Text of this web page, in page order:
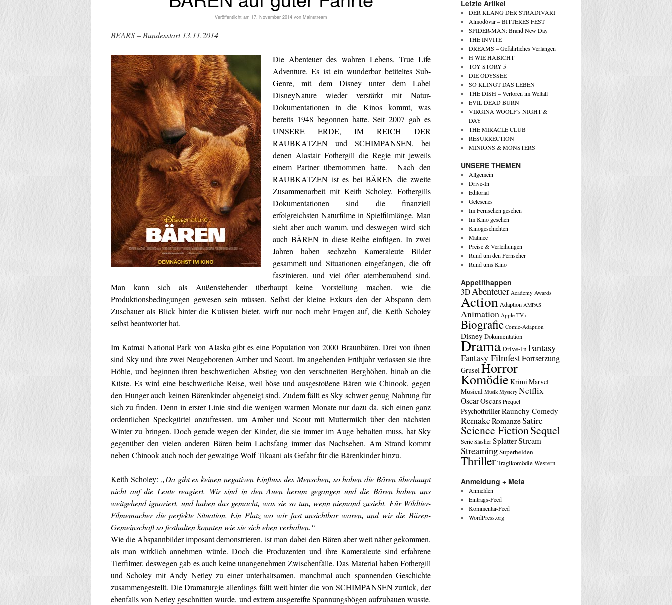
Veröffentlicht am 17. November 2014 von Mainstream
BEARS – Bundesstart 13.11.2014
Die Abenteuer des wahren Lebens, True Life
Adventure. Es ist ein wunderbar betiteltes Sub-
Genre, mit dem Disney unter dem Label
DisneyNature wieder verstärkt mit Natur-
Dokumentationen in die Kinos kommt, was
bereits 1948 begonnen hatte. Seit 2007 gab es
UNSERE ERDE, IM REICH DER
RAUBKATZEN und SCHIMPANSEN, bei
denen Alastair Fothergill die Regie mit jeweils
einem Partner übernommen hatte. Nach den
RAUBKATZEN ist es bei BÄREN die zweite
Zusammenarbeit mit Keith Scholey. Fothergills
Dokumentationen sind die finanziell
erfolgreichsten Naturfilme in Spielfilmlänge. Man
sieht aber auch warum, und deswegen wird sich
auch BÄREN in diese Reihe einfügen. In zwei
Jahren haben sechzehn Kameraleute Bilder
gesammelt und Situationen eingefangen, die oft
faszinieren, und viel öfter atemberaubend sind.
Man kann sich als Außenstehender überhaupt keine Vorstellung machen, wie die
Produktionsbedingungen gewesen sein müssen. Selbst der kleine Exkurs den der Abspann dem
Zuschauer als Blick hinter die Kulissen bietet, wirft nur noch mehr Fragen auf, die Keith Scholey
selbst beantwortet hat.
Im Katmai National Park von Alaska gibt es eine Population von 2000 Braunbären. Drei von ihnen
sind Sky und ihre zwei Neugeborenen Amber und Scout. Im angehenden Frühjahr verlassen sie ihre
Höhle, und beginnen ihren beschwerlichen Abstieg von den verschneiten Berghöhen, hinab an die
Küste. Es wird eine beschwerliche Reise, weil böse und ausgestoßene Bären wie Chinook, gegen
den Hunger auch keinen Bärenkinder abgeneigt sind. Zudem fällt es Sky schwer genug Nahrung für
sich zu finden. Denn in erster Linie sind die wenigen warmen Monate nur dazu da, sich einen ganz
ordentlichen Speckgürtel anzufressen, um Amber und Scout mit Muttermilch über den nächsten
Winter zu bringen. Doch gerade wegen der Kinder, die sie immer im Auge behalten muss, hat Sky
gegenüber den vielen anderen Bären beim Lachsfang immer das Nachsehen. Am Strand kommt
neben Chinook auch noch der gewaltige Wolf Tikaani als Gefahr für die Bärenkinder hinzu.
Keith Scholey: „Da gibt es keinen negativen Einfluss des Menschen, so haben die Bären überhaupt
nicht auf die Leute reagiert. Wir sind in den Auen herum gegangen und die Bären haben uns
weitgehend ignoriert, und haben das gemacht, was sie so tun, wenn niemand zusieht. Für Wildtier-
Filmemacher die perfekte Situation. Ein Platz wo wir fast unsichtbar waren, und wir die Bären-
Gemeinschaft so festhalten konnten wie sie sich eben verhalten.“
Wie die Abspannbilder imposant demonstrieren, ist man dabei den Bären aber weit näher gekommen,
als man wirklich annehmen würde. Doch die Produzenten und ihre Kameraleute sind erfahrene
Tierfilmer, deswegen gab es auch keine unangenehmen Zwischenfälle. Das Material haben Fothergill
und Scholey mit Andy Netley zu einer unterhaltsamen, manchmal auch spannenden Geschichte
zusammengestellt. Die Dramaturgie allerdings fällt weit hinter die von SCHIMPANSEN zurück, der
ebenfalls von Netley geschnitten wurde, und extrem ausgereifte Spannungsbögen aufzubauen wusste.
Letzte Artikel
DER KLANG DER STRADIVARI
Almodóvar – BITTERES FEST
SPIDER-MAN: Brand New Day
THE INVITE
DREAMS – Gefährliches Verlangen
H WIE HABICHT
TOY STORY 5
DIE ODYSSEE
SO KLINGT DAS LEBEN
THE DISH – Verloren im Weltall
EVIL DEAD BURN
VIRGINA WOOLF’s NIGHT &
DAY
THE MIRACLE CLUB
RESURRECTION
MINIONS & MONSTERS
UNSERE THEMEN
Allgemein
Drive-In
Editorial
Gelesenes
Im Fernsehen gesehen
Im Kino gesehen
Kinogeschichten
Matinee
Preise & Verleihungen
Rund um den Fernseher
Rund ums Kino
Appetithappen
3DAbenteuer Academy Awards
Action Adaption AMPAS
Animation Apple TV+
Biografie Comic-Adaption
Disney Dokumentation
DramaDrive-InFantasy
Fantasy FilmfestFortsetzung
GruselHorror
Komödie KrimiMarvel
Musical Musik Mystery Netflix
OscarOscars Prequel
PsychothrillerRaunchy Comedy
RemakeRomanzeSatire
Science FictionSequel
Serie Slasher SplatterStream
StreamingSuperhelden
ThrillerTragikomödieWestern
Anmeldung + Meta
Anmelden
Eintrags-Feed
Kommentar-Feed
WordPress.org